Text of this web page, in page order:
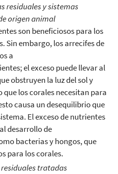
residuales y sistemas
origen animal
son beneficiosos para los
Sin embargo, los arrecifes de
a
el exceso puede llevar al
obstruyen la luz del sol y
que los corales necesitan para
causa un desequilibrio que
El exceso de nutrientes
desarrollo de
bacterias y hongos, que
para los corales.
tratadas